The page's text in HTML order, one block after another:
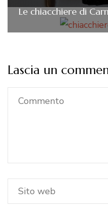
Le chiacchiere di
Lascia un